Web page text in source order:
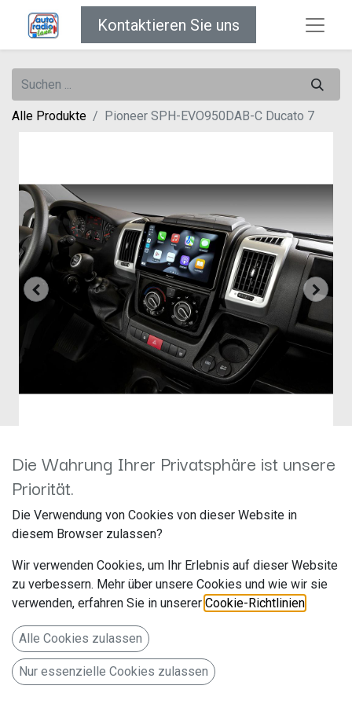
Kontaktieren Sie uns
Alle Produkte Pioneer SPH-EVO950DAB-C Ducato 7
Pioneer SPH-EVO950DAB-C
Ducato 7
Hersteller: Pioneer
Artikelnummer: SPH-EVO950DAB-C-D7
Pioneer Electronics Deutschland
Willich NW 47877 www.pioneer-car.eu/de/de/
Die Wahrung Ihrer Privatsphäre ist unsere
Priorität.
Die Verwendung von Cookies von dieser Website in
diesem Browser zulassen?
Wir verwenden Cookies, um Ihr Erlebnis auf dieser Website
zu verbessern. Mehr über unsere Cookies und wie wir sie
verwenden, erfahren Sie in unserer Cookie-Richtlinien
Alle Cookies zulassen
Nur essenzielle Cookies zulassen